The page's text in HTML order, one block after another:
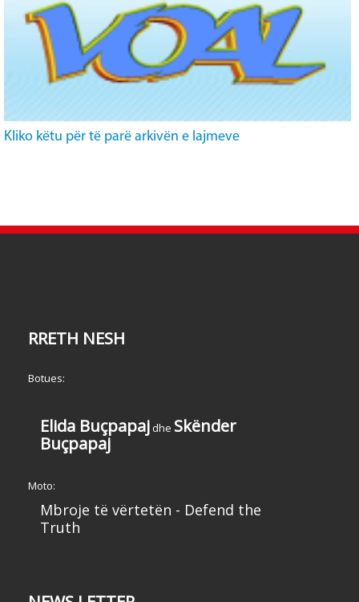
Kliko këtu për të parë arkivën e lajmeve
RRETH NESH
Botues:
Elida Buçpapaj dhe Skënder
Buçpapaj
Moto:
Mbroje të vërtetën - Defend the
Truth